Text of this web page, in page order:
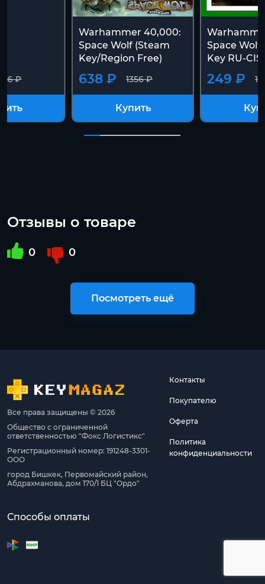
₽
Warhammer 40,000:
Space Wolf (Steam
Key/Region Free)
1356 ₽
638 ₽
Купить
Space Wolf
Key RU-
249 ₽
Отзывы о товаре
0 0
Посмотреть ещё
Все права защищены © 2026
Общество с ограниченной
ответственностью "Фокс Логистикс"
Регистрационный номер: 191248-3301-
ООО
город Бишкек, Первомайский район,
Абдрахманова, дом 170/1 БЦ "Ордо"
Контакты
Покупателю
Оферта
Политика
конфиденциальности
Способы оплаты